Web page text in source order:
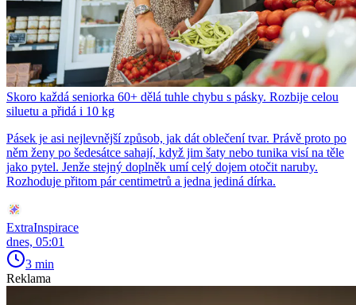
Skoro každá seniorka 60+ dělá tuhle chybu s pásky. Rozbije celou
siluetu a přidá i 10 kg
Pásek je asi nejlevnější způsob, jak dát oblečení tvar. Právě proto po
něm ženy po šedesátce sahají, když jim šaty nebo tunika visí na těle
jako pytel. Jenže stejný doplněk umí celý dojem otočit naruby.
Rozhoduje přitom pár centimetrů a jedna jediná dírka.
ExtraInspirace
dnes, 05:01
3 min
Reklama